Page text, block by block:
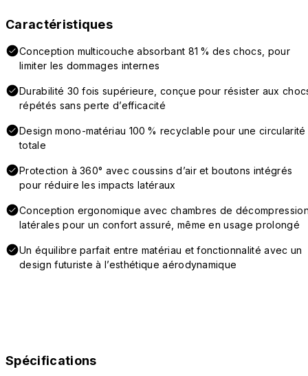
Caractéristiques
Conception multicouche absorbant 81 % des chocs, pour
limiter les dommages internes
Durabilité 30 fois supérieure, conçue pour résister aux
répétés sans perte d’efficacité
Design mono-matériau 100 % recyclable pour une circularité
totale
Protection à 360° avec coussins d’air et boutons intégrés
pour réduire les impacts latéraux
Conception ergonomique avec chambres de
latérales pour un confort assuré, même en usage prolongé
Un équilibre parfait entre matériau et fonctionnalité avec un
design futuriste à l’esthétique aérodynamique
Spécifications